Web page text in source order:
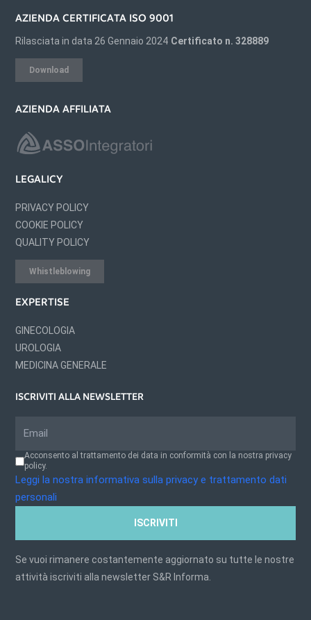
AZIENDA CERTIFICATA ISO 9001
Rilasciata in data 26 Gennaio 2024 Certificato n. 328889
Download
AZIENDA AFFILIATA
LEGALICY
PRIVACY POLICY
COOKIE POLICY
QUALITY POLICY
Whistleblowing
EXPERTISE
GINECOLOGIA
UROLOGIA
MEDICINA GENERALE
ISCRIVITI ALLA NEWSLETTER
Acconsento al trattamento dei data in conformità con la nostra privacy
policy.
Leggi la nostra informativa sulla privacy e trattamento dati
personali
ISCRIVITI
Se vuoi rimanere costantemente aggiornato su tutte le nostre
attività iscriviti alla newsletter S&R Informa.